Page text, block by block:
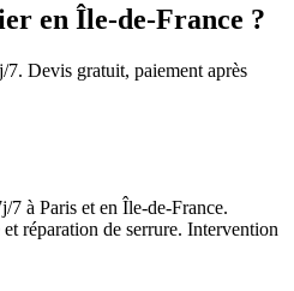
en Île-de-France ?
Devis gratuit, paiement après
7 à Paris et en Île-de-France.
réparation de serrure. Intervention